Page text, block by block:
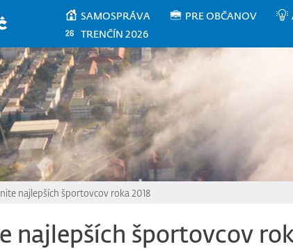
SAMOSPRÁVA PRE OBČANOV
TRENČÍN 2026
najlepších športovcov roka 2018
najlepších športovcov